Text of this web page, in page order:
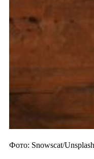
Фото: Snowscat/Unsplash